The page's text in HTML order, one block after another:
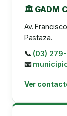
🏛️ GADM
Av.
Pastaza.
📞 (03)
📧
Ver